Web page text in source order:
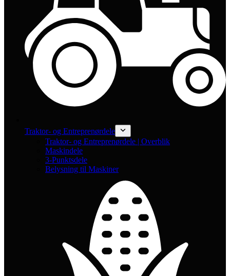
Traktor- og Entreprenørdele
Traktor- og Entreprenørdele | Overblik
Maskindele
3-Punktsdele
Belysning til Maskiner